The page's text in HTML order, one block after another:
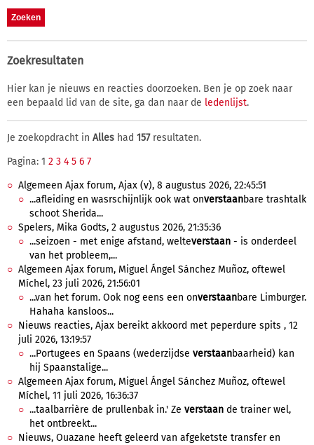
Zoekresultaten
Hier kan je nieuws en reacties doorzoeken. Ben je op zoek naar
een bepaald lid van de site, ga dan naar de ledenlijst.
Je zoekopdracht in Alles had 157resultaten.
Pagina: 1 2 3 4 5 6 7
Algemeen Ajax forum, Ajax (v), 8 augustus 2026, 22:45:51
...afleiding en wasrschijnlijk ook wat onverstaanbare trashtalk
schoot Sherida...
Spelers, Mika Godts, 2 augustus 2026, 21:35:36
...seizoen - met enige afstand, welteverstaan - is onderdeel
van het probleem,...
Algemeen Ajax forum, Miguel Ángel Sánchez Muñoz, oftewel
Míchel, 23 juli 2026, 21:56:01
...van het forum. Ook nog eens een onverstaanbare Limburger.
Hahaha kansloos...
Nieuws reacties, Ajax bereikt akkoord met peperdure spits , 12
juli 2026, 13:19:57
...Portugees en Spaans (wederzijdse verstaanbaarheid) kan
hij Spaanstalige...
Algemeen Ajax forum, Miguel Ángel Sánchez Muñoz, oftewel
Míchel, 11 juli 2026, 16:36:37
...taalbarrière de prullenbak in.' Ze verstaan de trainer wel,
het ontbreekt...
Nieuws, Ouazane heeft geleerd van afgeketste transfer en